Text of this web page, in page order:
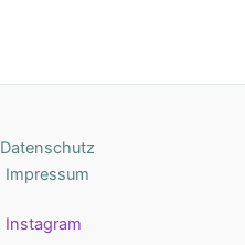
Datenschutz
Impressum
Instagram